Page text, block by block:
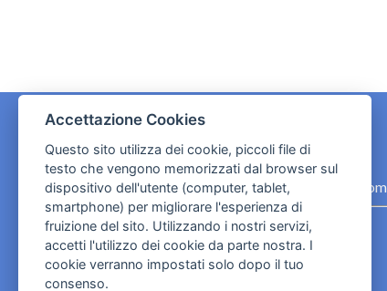
CONTATTI
contact.originebologna@gmail.com
Cookies e informativa privacy
Accettazione Cookies
Questo sito utilizza dei cookie, piccoli file di
testo che vengono memorizzati dal browser sul
dispositivo dell'utente (computer, tablet,
smartphone) per migliorare l'esperienza di
fruizione del sito. Utilizzando i nostri servizi,
accetti l'utilizzo dei cookie da parte nostra. I
cookie verranno impostati solo dopo il tuo
consenso.